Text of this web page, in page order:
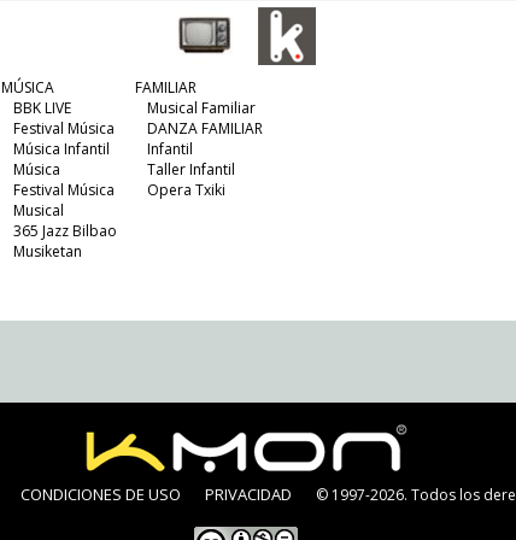
MÚSICA
BBK LIVE
Festival Música
Música Infantil
Música
Festival Música
Musical
365 Jazz Bilbao
Musiketan
FAMILIAR
Musical Familiar
DANZA FAMILIAR
Infantil
Taller Infantil
Opera Txiki
CONDICIONES DE USO PRIVACIDAD © 1997-2026. Todos los